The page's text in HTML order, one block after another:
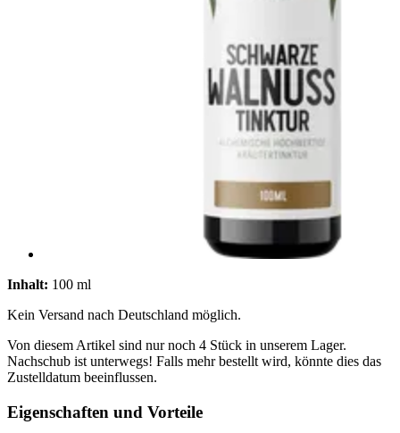
Inhalt: 100 ml
Kein Versand nach Deutschland möglich.
Von diesem Artikel sind nur noch 4 Stück in unserem Lager.
Nachschub ist unterwegs! Falls mehr bestellt wird, könnte dies das
Zustelldatum beeinflussen.
Eigenschaften und Vorteile